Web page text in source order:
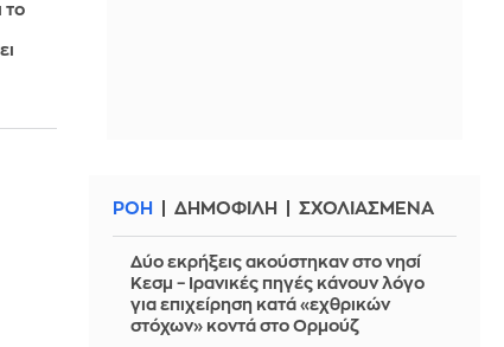
το
ΡΟΗ ΔΗΜΟΦΙΛΗ ΣΧΟΛΙΑΣΜΕΝΑ
Δύο εκρήξεις ακούστηκαν στο νησί
Κεσμ – Ιρανικές πηγές κάνουν λόγο
για επιχείρηση κατά «εχθρικών
στόχων» κοντά στο Ορμούζ